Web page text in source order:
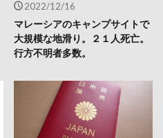
2022/12/16
マレーシアのキャンプサイトで
大規模な地滑り。２１人死亡。
行方不明者多数。